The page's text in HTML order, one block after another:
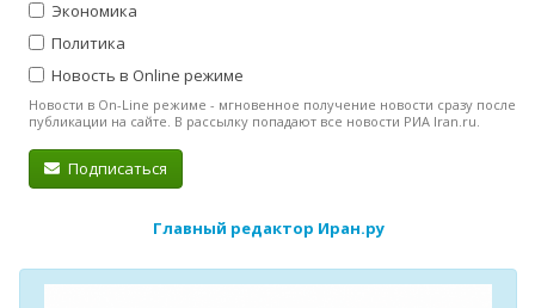
Экономика
Политика
Новость в Online режиме
Новости в On-Line режиме - мгновенное получение новости сразу после
публикации на сайте. В рассылку попадают все новости РИА Iran.ru.
Подписаться
Главный редактор Иран.ру